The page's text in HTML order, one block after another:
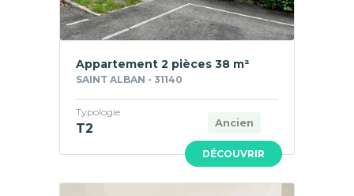
DÉCOUVRIR
Appartement 2 pièces 38 m²
SAINT ALBAN - 31140
Ancien
Typologie
T2